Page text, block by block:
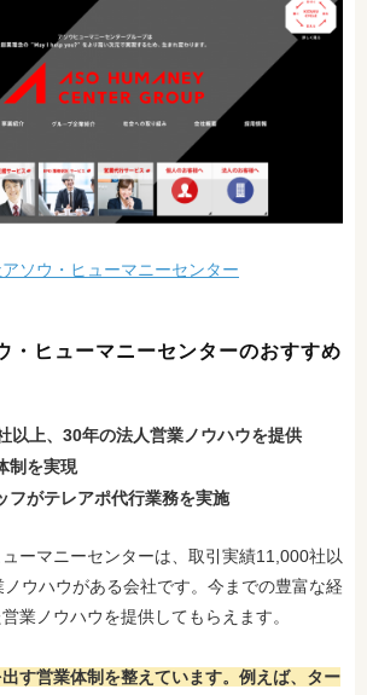
ソウ・ヒューマニーセンター
・ヒューマニーセンターのおすすめ
以上、30年の法人営業ノウハウを提供
制を実現
フがテレアポ代行業務を実施
ーマニーセンターは、取引実績11,000社以
ノウハウがある会社です。今までの豊富な経
業ノウハウを提供してもらえます。
す営業体制を整えています。例えば、ター